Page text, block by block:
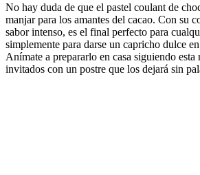
No hay duda de que el pastel coulant de
manjar para los amantes del cacao. Con su
sabor intenso, es el final perfecto para
simplemente para darse un capricho dulce
Anímate a prepararlo en casa siguiendo esta
invitados con un postre que los dejará sin